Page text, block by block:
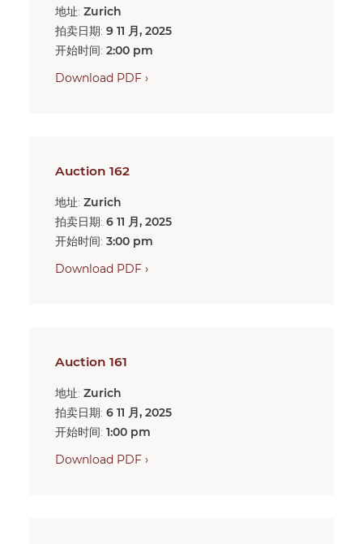
地址: Zurich
拍卖日期: 9 11 月, 2025
开始时间: 2:00 pm
Download PDF ›
Auction 162
地址: Zurich
拍卖日期: 6 11 月, 2025
开始时间: 3:00 pm
Download PDF ›
Auction 161
地址: Zurich
拍卖日期: 6 11 月, 2025
开始时间: 1:00 pm
Download PDF ›